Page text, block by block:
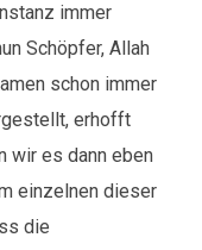
immer
Schöpfer, Allah
schon immer
erhofft
wir es dann eben
einzelnen dieser
die